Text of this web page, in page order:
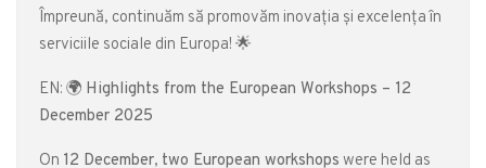
Împreună, continuăm să promovăm inovația și excelența în
serviciile sociale din Europa! 🌟
EN: 🌍 Highlights from the European Workshops – 12
December 2025
On 12 December, two European workshops were held as